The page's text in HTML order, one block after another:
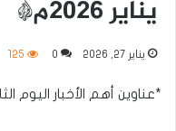
يناير ٢٠٢٦م*
يناير 27, 2026 0
125
*عناوين أهم الأخبار اليوم الثلاثاء ٢٧ يناير